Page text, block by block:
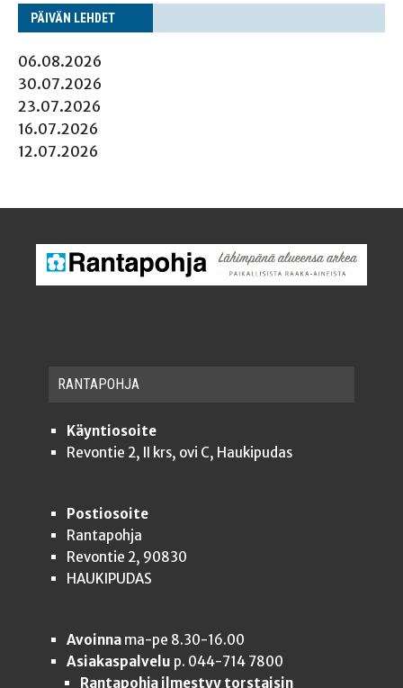
PÄI­VÄN LEHDET
06.08.2026
30.07.2026
23.07.2026
16.07.2026
12.07.2026
RAN­TA­POH­JA
Käyntiosoite
Revontie 2, II krs, ovi C, Haukipudas
Postiosoite
Rantapohja
Revontie 2, 90830
HAUKIPUDAS
Avoinnama-pe 8.30-16.00
Asiakaspalvelu p. 044-714 7800
Rantapohja ilmestyy torstaisin